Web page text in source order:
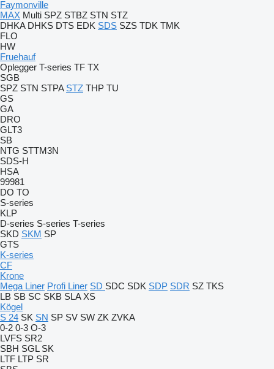
Faymonville
MAX Multi SPZ STBZ STN STZ
DHKA DHKS DTS EDK SDS SZS TDK TMK
FLO
HW
Fruehauf
Oplegger T-series TF TX
SGB
SPZ STN STPA STZ THP TU
GS
GA
DRO
GLT3
SB
NTG STTM3N
SDS-H
HSA
99981
DO TO
S-series
KLP
D-series S-series T-series
SKD SKM SP
GTS
K-series
CF
Krone
Mega Liner Profi Liner SD SDC SDK SDP SDR SZ TKS
LB SB SC SKB SLA XS
Kögel
S 24 SK SN SP SV SW ZK ZVKA
0-2 0-3 O-3
LVFS SR2
SBH SGL SK
LTF LTP SR